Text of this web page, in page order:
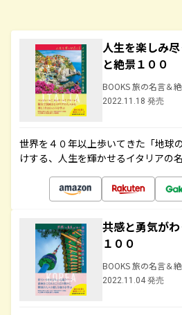
人生を楽しみ
と絶景１００
BOOKS 旅の名言＆
2022.11.18 発売
世界を４０年以上歩いてきた「地球
けする、人生を輝かせるイタリアの
共感と勇気が
１００
BOOKS 旅の名言＆
2022.11.04 発売